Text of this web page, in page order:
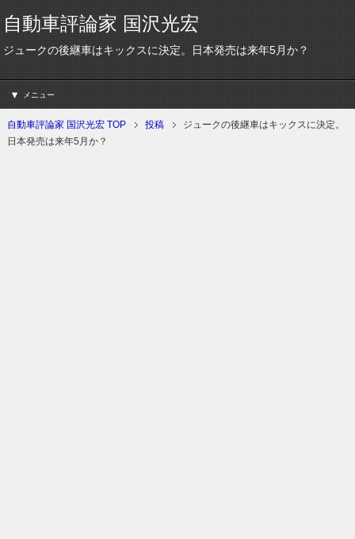
自動車評論家 国沢光宏
ジュークの後継車はキックスに決定。日本発売は来年5月か？
メニュー
自動車評論家 国沢光宏 TOP 投稿
ジュークの後継車はキックスに決定。
日本発売は来年5月か？